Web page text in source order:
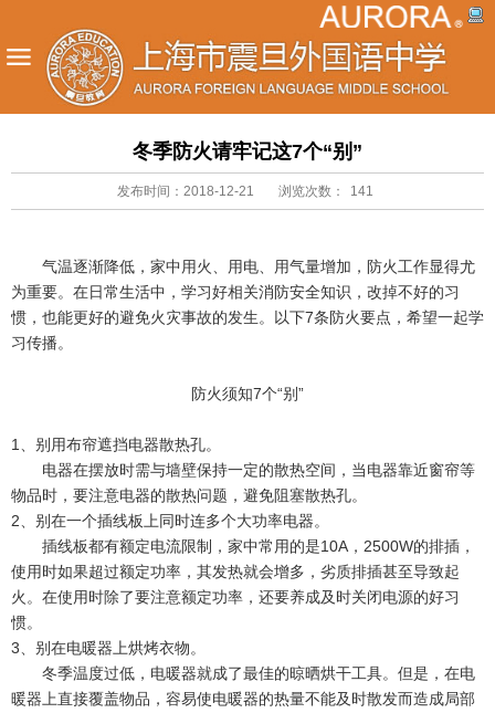
冬季防火请牢记这7个“别”
发布时间：2018-12-21 浏览次数： 141
气温逐渐降低，家中用火、用电、用气量增加，防火工作显得尤
为重要。在日常生活中，学习好相关消防安全知识，改掉不好的习
惯，也能更好的避免火灾事故的发生。以下7条防火要点，希望一起学
习传播。
防火须知7个“别”
1、别用布帘遮挡电器散热孔。
电器在摆放时需与墙壁保持一定的散热空间，当电器靠近窗帘等
物品时，要注意电器的散热问题，避免阻塞散热孔。
2、别在一个插线板上同时连多个大功率电器。
插线板都有额定电流限制，家中常用的是10A，2500W的排插，
使用时如果超过额定功率，其发热就会增多，劣质排插甚至导致起
火。在使用时除了要注意额定功率，还要养成及时关闭电源的好习
惯。
3、别在电暖器上烘烤衣物。
冬季温度过低，电暖器就成了最佳的晾晒烘干工具。但是，在电
暖器上直接覆盖物品，容易使电暖器的热量不能及时散发而造成局部